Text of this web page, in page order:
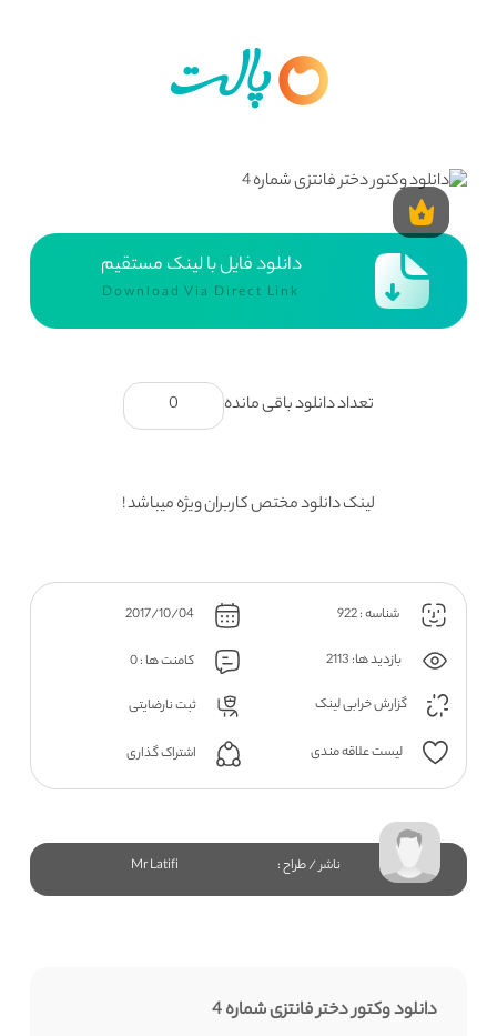
دانلود فایل با لینک مستقیم
Download Via Direct Link
تعداد دانلود باقی مانده 0
لینک دانلود مختص کاربران ویژه میباشد !
شناسه : 922 2017/10/04
بازدید ها: 2113
کامنت ها : 0
گزارش خرابی لینک
ثبت نارضایتی
لیست علاقه مندی اشتراک گذاری
ناشر / طراح : Mr Latifi
دانلود وکتور دختر فانتزی شماره 4